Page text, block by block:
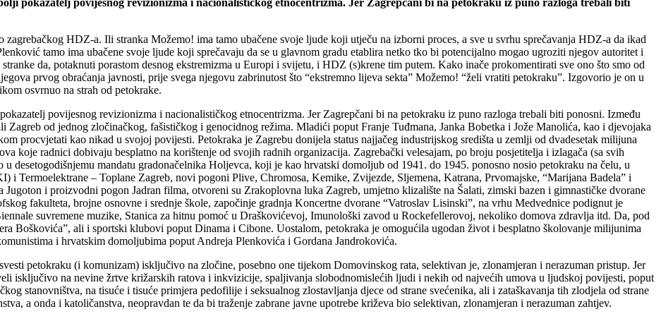
pokazatelj povijesnog revizionizma i nacionalističkog etnocentrizma. Jer Zagrepčani bi na petokraku iz puno razloga trebali biti
zagrebačkog HDZ-a. Ili stranka Možemo! ima tamo ubačene svoje ljude koji utječu na izborni proces, a sve u svrhu sprečavanja HDZ-a da ikad
tamo ima ubačene svoje ljude koji sprečavaju da se u glavnom gradu etablira netko tko bi potencijalno mogao ugroziti njegov autoritet i
da, potaknuti porastom desnog ekstremizma u Europi i svijetu, i HDZ (s)krene tim putem. Kako inače prokomentirati sve ono što smo od
prvog obraćanja javnosti, prije svega njegovu zabrinutost što “ekstremno lijeva sekta” Možemo! “želi vratiti petokraku”. Izgovorio je on u
osvrnuo na strah od petokrake.
povijesnog revizionizma i nacionalističkog etnocentrizma. Jer Zagrepčani bi na petokraku iz puno razloga trebali biti ponosni. Između
od jednog zločinačkog, fašističkog i genocidnog režima. Mladići poput Franje Tuđmana, Janka Bobetka i Jože Manolića, kao i djevojaka
procvjetati kao nikad u svojoj povijesti. Petokraka je Zagrebu donijela status najjačeg industrijskog središta u zemlji od dvadesetak milijuna
koje radnici dobivaju besplatno na korištenje od svojih radnih organizacija. Zagrebački velesajam, po broju posjetitelja i izlagača (sa svih
desetogodišnjemu mandatu gradonačelnika Holjevca, koji je kao hrvatski domoljub od 1941. do 1945. ponosno nosio petokraku na čelu, u
i Termoelektrane – Toplane Zagreb, novi pogoni Plive, Chromosa, Kemike, Zvijezde, Sljemena, Katrana, Prvomajske, “Marijana Badela” i
i proizvodni pogon Jadran filma, otvoreni su Zrakoplovna luka Zagreb, umjetno klizalište na Šalati, zimski bazen i gimnastičke dvorane
fakulteta, brojne osnovne i srednje škole, započinje gradnja Koncertne dvorane “Vatroslav Lisinski”, na vrhu Medvednice podignut je
suvremene muzike, Stanica za hitnu pomoć u Draškovićevoj, Imunološki zavod u Rockefellerovoj, nekoliko domova zdravlja itd. Da, pod
Boškovića”, ali i sportski klubovi poput Dinama i Cibone. Uostalom, petokraka je omogućila ugodan život i besplatno školovanje milijunima
i hrvatskim domoljubima poput Andreja Plenkovića i Gordana Jandrokovića.
petokraku (i komunizam) isključivo na zločine, posebno one tijekom Domovinskog rata, selektivan je, zlonamjeran i nerazuman pristup. Jer
isključivo na nevine žrtve križarskih ratova i inkvizicije, spaljivanja slobodnomislećih ljudi i nekih od najvećih umova u ljudskoj povijesti, poput
stanovništva, na tisuće i tisuće primjera pedofilije i seksualnog zlostavljanja djece od strane svećenika, ali i zataškavanja tih zlodjela od strane
a onda i katoličanstva, neopravdan te da bi traženje zabrane javne upotrebe križeva bio selektivan, zlonamjeran i nerazuman zahtjev.